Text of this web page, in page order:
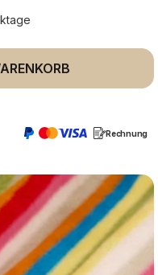
gewünschten
Rechnung